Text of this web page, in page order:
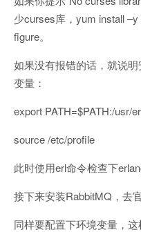
少curses库，yum install
figure。
如果没有报错的话，就说
变量：
export PATH=$PATH:/usr/
source /etc/profile
此时使用erl命令检查下
接下来安装RabbitMQ，去
同样要配置下环境变量，